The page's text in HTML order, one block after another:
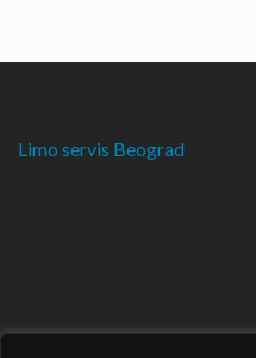
Limo servis Beograd